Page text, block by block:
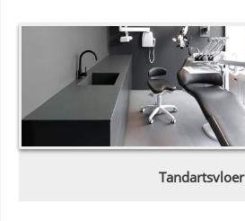
Tandartsvloer